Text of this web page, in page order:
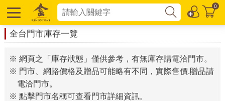
0
全台門市庫存一覽
※ 網頁之「庫存狀態」僅供參考，有無庫存請電洽門市。
※ 門市、網路價格及贈品可能略有不同，實際售價.贈品請
電洽門市。
※ 點擊門市名稱可查看門市詳細資訊。